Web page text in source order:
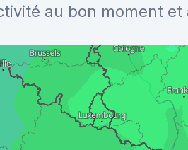
au bon moment